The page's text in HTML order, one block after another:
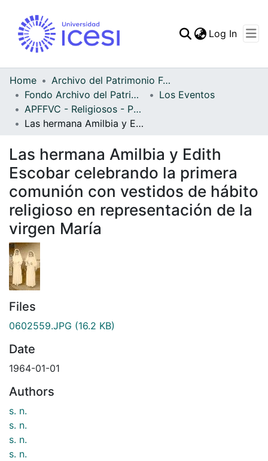
Statistics
Log In
Home
Archivo del Patrimonio Fotográfico y Fílmico del Valle del Cauca
Fondo Archivo del Patrimonio Fotográfico y Fílmico del Valle del Cauca
Los Eventos
APFFVC - Religiosos - Patrimonial
Las hermana Amilbia y Edith Escobar celebrando la primera comunión con vestidos de hábito religioso en representación de la virgen María
Las hermana Amilbia y Edith
Escobar celebrando la primera
comunión con vestidos de hábito
religioso en representación de la
virgen María
Files
0602559.JPG (16.2 KB)
Date
1964-01-01
Authors
s. n.
s. n.
s. n.
s. n.